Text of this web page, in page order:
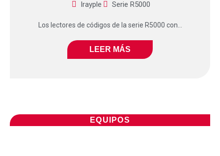
Irayple Serie R5000
Los lectores de códigos de la serie R5000 con...
LEER MÁS
EQUIPOS